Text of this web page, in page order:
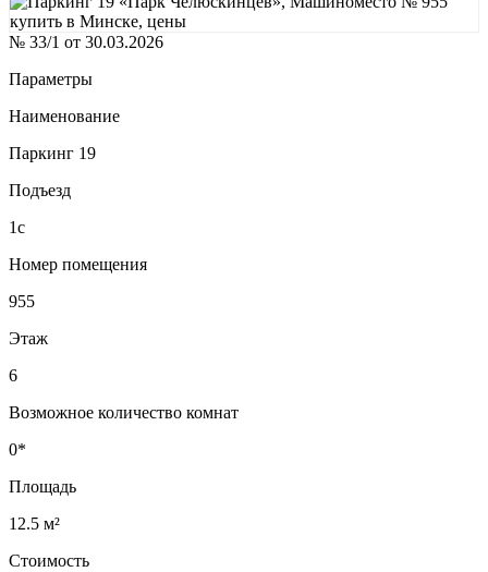
№ 33/1 от 30.03.2026
Параметры
Наименование
Паркинг 19
Подъезд
1с
Номер помещения
955
Этаж
6
Возможное количество комнат
0*
Площадь
12.5 м²
Стоимость